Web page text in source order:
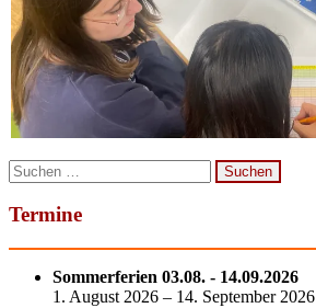
Suchen
nach:
Termine
Sommerferien 03.08. - 14.09.2026
1. August 2026 – 14. September 2026